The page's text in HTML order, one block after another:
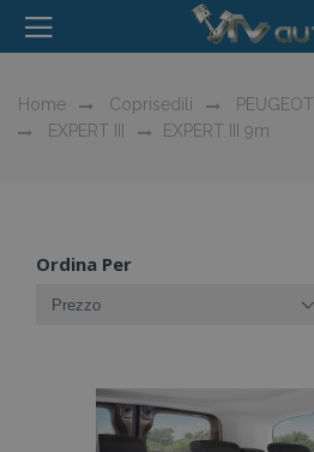
Home Coprisedili PEUGEOT
EXPERT III
EXPERT III 9m
Ordina Per